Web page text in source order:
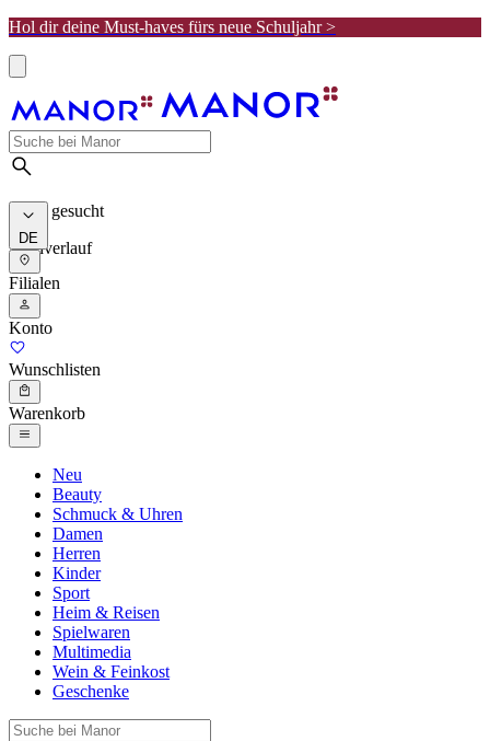
Hol dir deine Must-haves fürs neue Schuljahr >
Meist gesucht
Suchverlauf
DE
Filialen
Konto
Wunschlisten
Warenkorb
Neu
Beauty
Schmuck & Uhren
Damen
Herren
Kinder
Sport
Heim & Reisen
Spielwaren
Multimedia
Wein & Feinkost
Geschenke